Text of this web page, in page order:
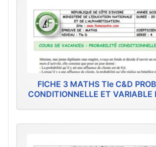
FICHE 3 MATHS Tle C&D
CONDITIONNELLE ET VARIABLE